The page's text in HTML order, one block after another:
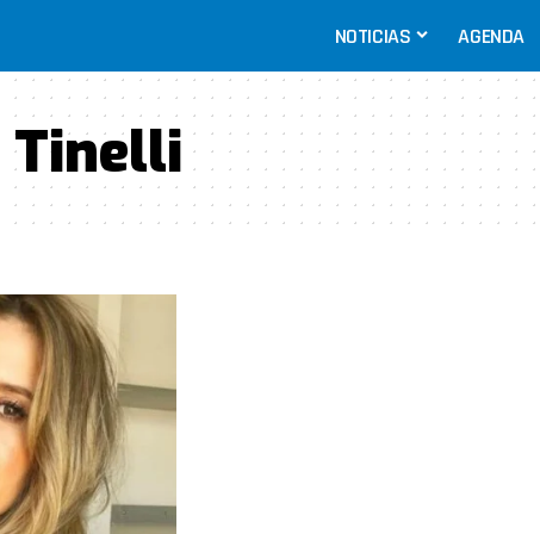
NOTICIAS AGENDA
Tinelli